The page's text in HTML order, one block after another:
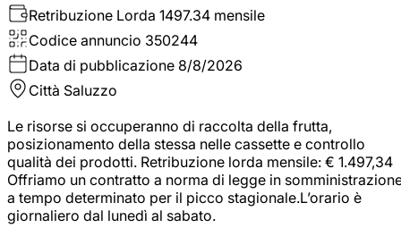
Retribuzione Lorda 1497.34 mensile
Codice annuncio 350244
Data di pubblicazione 8/8/2026
Città Saluzzo
Le risorse si occuperanno di raccolta della frutta,
posizionamento della stessa nelle cassette e controllo
qualità dei prodotti. Retribuzione lorda mensile: € 1.497,34
Offriamo un contratto a norma di legge in
a tempo determinato per il picco stagionale.L’orario è
giornaliero dal lunedì al sabato.